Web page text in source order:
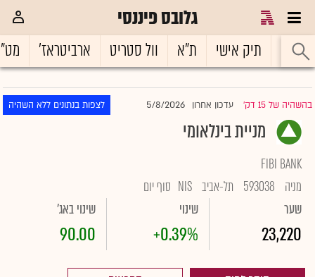
גלובס פיננסי
ראשי תיק אישי ת"א וול סטריט ארביטראז'
בהשהיה של 15 דק' |עדכון אחרון 5/8/2026 לצפות בנתונים ללא השהיה
מניית בינלאומי
FIBI BANK
מניה
593038 תל-אביב NIS סוף יום
שער
23,220
שינוי
+0.39%
שינוי באג'
90.00